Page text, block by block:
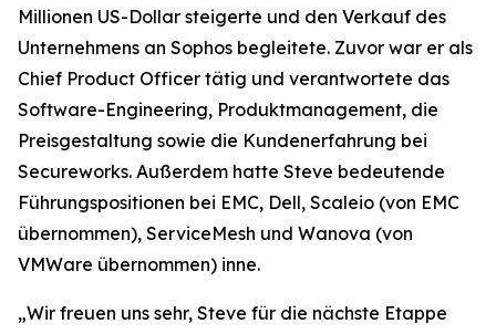
Millionen US-Dollar steigerte und den Verkauf des
Unternehmens an Sophos begleitete. Zuvor war er als
Chief Product Officer tätig und verantwortete das
Software-Engineering, Produktmanagement, die
Preisgestaltung sowie die Kundenerfahrung bei
Secureworks. Außerdem hatte Steve bedeutende
Führungspositionen bei EMC, Dell, Scaleio (von EMC
übernommen), ServiceMesh und Wanova (von
VMWare übernommen) inne.
„Wir freuen uns sehr, Steve für die nächste Etappe